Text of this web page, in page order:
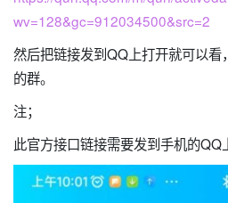
wv=128&gc=912034500&src=2
然后把链接发到QQ上打开就可以
的群。
注；
此官方接口链接需要发到手机的QQ